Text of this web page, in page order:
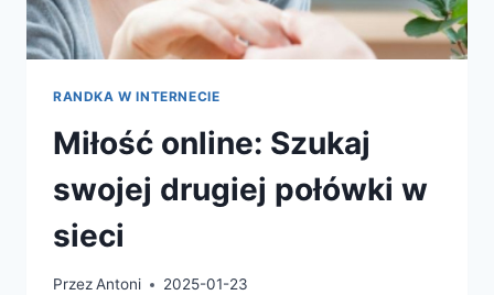
RANDKA W INTERNECIE
Miłość online: Szukaj
swojej drugiej połówki w
sieci
PrzezAntoni 2025-01-23